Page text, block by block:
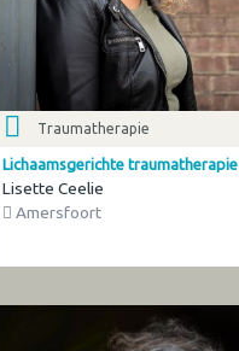
Traumatherapie
Lichaamsgerichte traumatherapie
Lisette Ceelie
Amersfoort